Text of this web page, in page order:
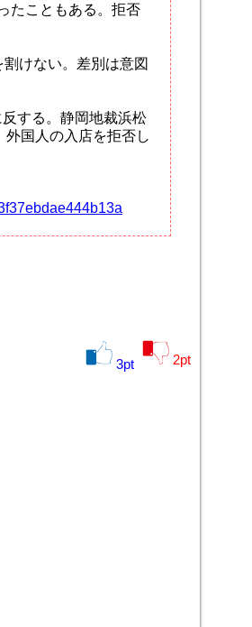
たこともある。拒否
けない。差別は意図
する。静岡地裁浜松
国人の入店を拒否し
3pt 2pt